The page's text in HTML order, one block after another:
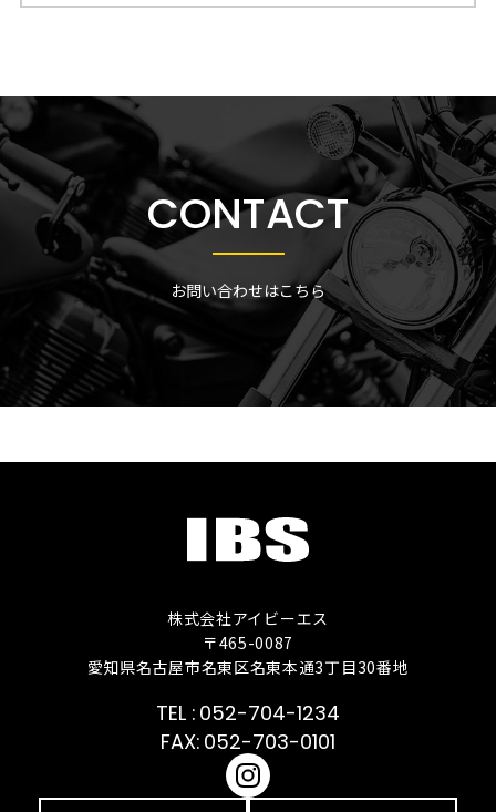
CONTACT
お問い合わせはこちら
株式会社アイビーエス
〒465-0087
愛知県名古屋市名東区名東本通3丁目30番地
052-704-1234
052-703-0101